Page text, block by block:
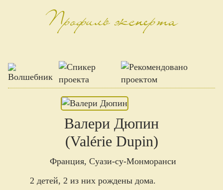
Профиль эксперта
Валери Дюпин
(Valérie Dupin)
Франция, Суази-су-Монморанси
2 детей, 2 из них рождены дома.